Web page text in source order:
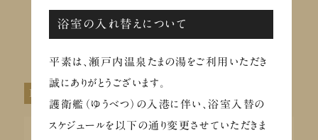
LINE VOOM（タイムライン）の開き方
浴室の入れ替えについて
平素は、瀬戸内温泉たまの湯をご利用いただき
誠にありがとうございます。
護衛艦（ゆうべつ）の入港に伴い、浴室入替の
スケジュールを以下の通り変更させていただきま